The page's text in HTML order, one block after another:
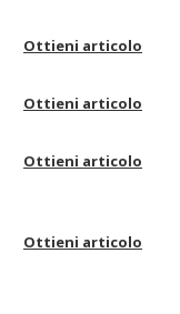
Ottieni articolo
Ottieni articolo
Ottieni articolo
Ottieni articolo